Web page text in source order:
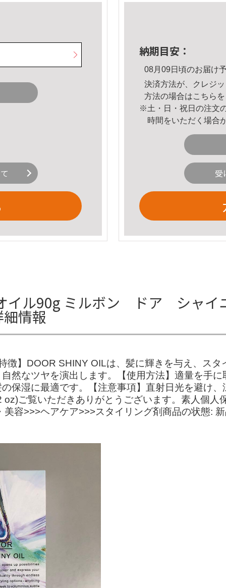
納期目安：
08月09日頃のお届け
決済方法が、クレジ
方法の場合はこちら
※土・日・祝日の注文
時間をいただく場合
受
ル90g ミルボン ドア シャイ
情報
徴】DOOR SHINY OILは、髪に輝きを与え、ス
然なツヤを演出します。【使用方法】適量を手
保湿に最適です。【注意事項】直射日光を避け
ご覧いただきありがとうございます。素人個人
容>>>ヘアケア>>>スタイリング剤商品の状態: